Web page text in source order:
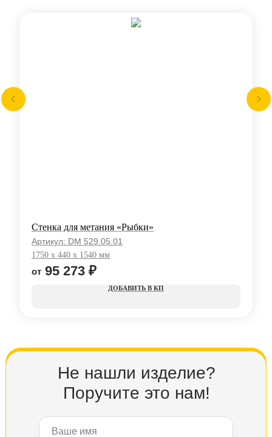
Стенка для метания «Рыбки»
Артикул: DM 529.05.01
1750 x 440 x 1540 мм
95 273 ₽
КП
Не нашли изделие?
Поручите это нам!